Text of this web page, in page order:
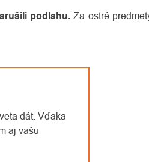
dát. Vďaka
aj vašu
podlahu. Za ostré